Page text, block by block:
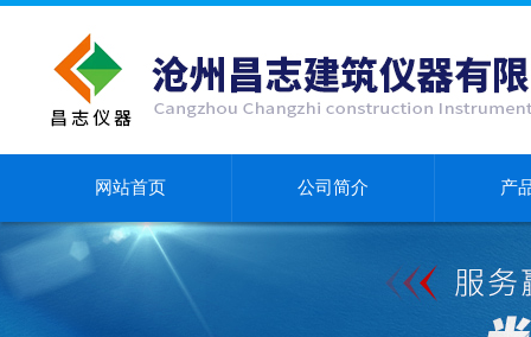
网站首页 公司简介 产